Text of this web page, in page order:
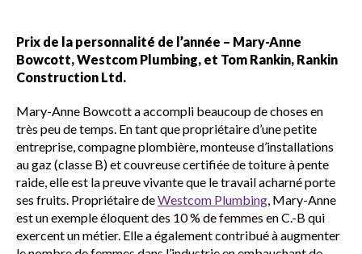
Prix de la personnalité de l’année – Mary-Anne
Bowcott, Westcom Plumbing, et Tom Rankin, Rankin
Construction Ltd.
Mary-Anne Bowcott a accompli beaucoup de choses en
très peu de temps. En tant que propriétaire d’une petite
entreprise, compagne plombière, monteuse d’installations
au gaz (classe B) et couvreuse certifiée de toiture à pente
raide, elle est la preuve vivante que le travail acharné porte
ses fruits. Propriétaire deWestcom Plumbing , Mary-Anne
est un exemple éloquent des 10 % de femmes en C.-B qui
exercent un métier. Elle a également contribué à augmenter